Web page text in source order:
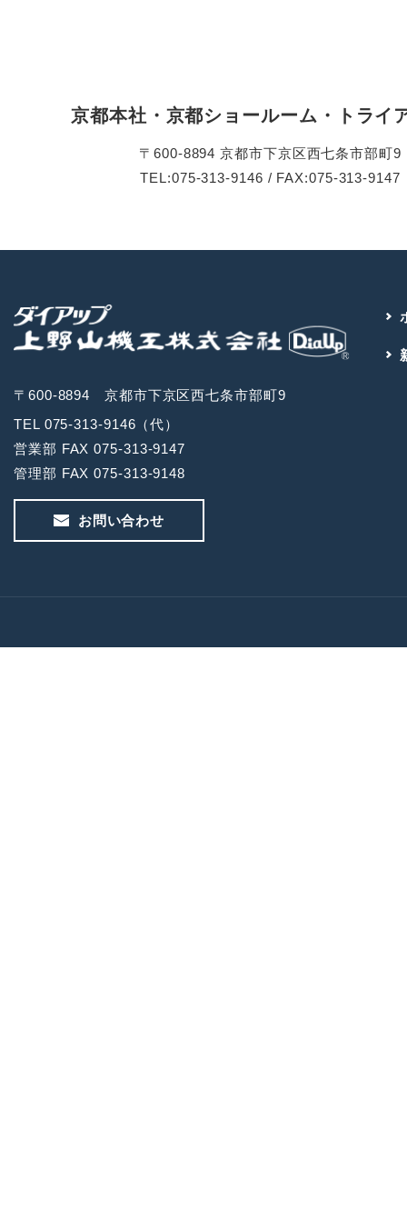
京都本社・京都ショールーム・トライ
〒600-8894 京都市下京区西七条市部町9
TEL:075-313-9146 / FAX:075-313-9147
〒600-8894 京都市下京区西七条市部町9
TEL 075-313-9146（代）
営業部 FAX 075-313-9147
管理部 FAX 075-313-9148
お問い合わせ